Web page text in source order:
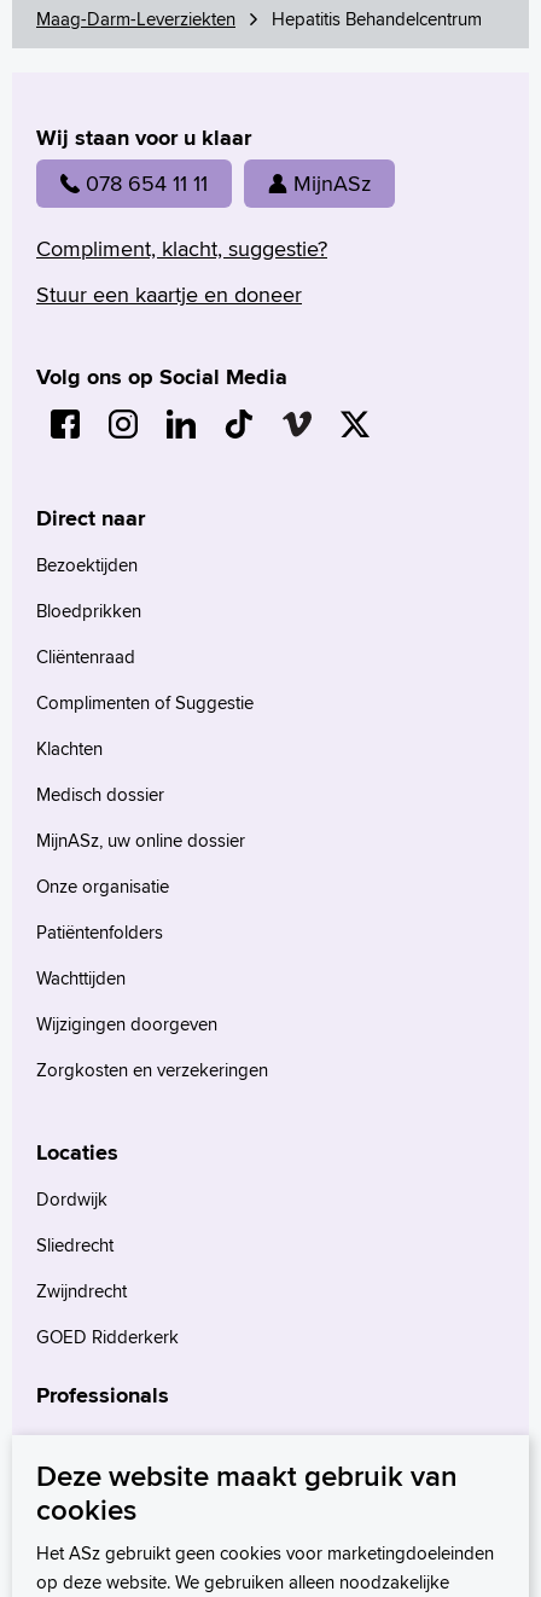
Maag-Darm-Leverziekten
Hepatitis Behandelcentrum
Wij staan voor u klaar
078 654 11 11 MijnASz
Compliment, klacht, suggestie?
Stuur een kaartje en doneer
Volg ons op Social Media
Direct naar
Bezoektijden
Bloedprikken
Cliëntenraad
Complimenten of Suggestie
Klachten
Medisch dossier
MijnASz, uw online dossier
Onze organisatie
Patiëntenfolders
Wachttijden
Wijzigingen doorgeven
Zorgkosten en verzekeringen
Locaties
Dordwijk
Sliedrecht
Zwijndrecht
GOED Ridderkerk
Professionals
Verwijzers
Wetenschappelijk onderzoek
Deze website maakt gebruik van
cookies
Het ASz gebruikt geen cookies voor marketingdoeleinden
op deze website. We gebruiken alleen noodzakelijke